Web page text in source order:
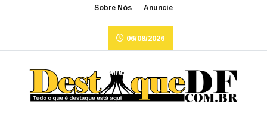
Sobre Nós Anuncie
06/08/2026